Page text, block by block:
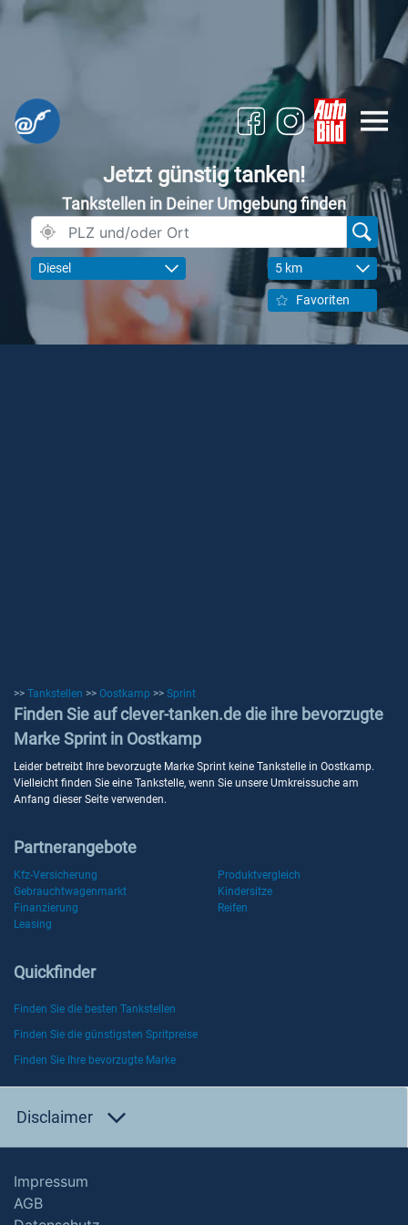
Jetzt günstig tanken!
Tankstellen in Deiner Umgebung finden
Diesel 5 km
Favoriten
>> Tankstellen >> Oostkamp >> Sprint
Finden Sie auf clever-tanken.de die ihre bevorzugte
Marke Sprint in Oostkamp
Leider betreibt Ihre bevorzugte Marke Sprint keine Tankstelle in Oostkamp.
Vielleicht finden Sie eine Tankstelle, wenn Sie unsere Umkreissuche am
Anfang dieser Seite verwenden.
Partnerangebote
Kfz-Versicherung
Produktvergleich
Gebrauchtwagenmarkt
Kindersitze
Finanzierung
Reifen
Leasing
Quickfinder
Finden Sie die besten Tankstellen
Finden Sie die günstigsten Spritpreise
Finden Sie Ihre bevorzugte Marke
Disclaimer
Impressum
AGB